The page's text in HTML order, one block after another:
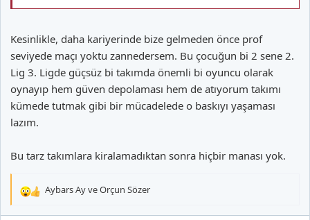
Kesinlikle, daha kariyerinde bize gelmeden önce prof
seviyede maçı yoktu zannedersem. Bu çocuğun bi 2 sene 2.
Lig 3. Ligde güçsüz bi takımda önemli bi oyuncu olarak
oynayıp hem güven depolaması hem de atıyorum takımı
kümede tutmak gibi bir mücadelede o baskıyı yaşaması
lazım.
Bu tarz takımlara kiralamadıktan sonra hiçbir manası yok.
T
Aybars AyveOrçun Sözer